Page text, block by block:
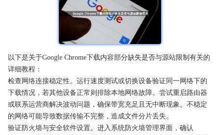
以下是关于Google Chrome下载内容部分缺失是否与源站限制有关的
详细教程：
检查网络连接稳定性。运行速度测试或切换设备验证同一网络下的
下载情况，若其他设备正常则排除本地网络故障。尝试重启路由器
或联系运营商解决波动问题，确保带宽充足且无中断现象。不稳定
的网络可能导致数据传输不完整，造成文件分片丢失。
验证防火墙与安全软件设置。进入系统防火墙管理界面，确认